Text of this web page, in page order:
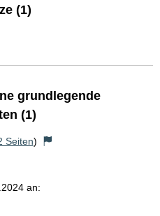
(1)
grundlegende
(1)
Seiten)
an: